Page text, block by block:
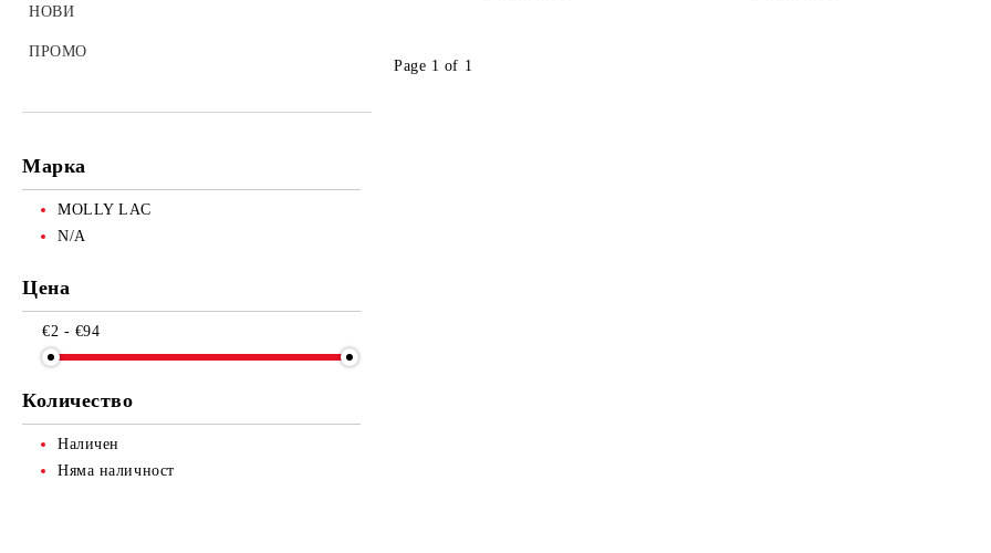
ПИНСЕТИ
БРЪСНАЧИ И НОЖИЦИ
АКСЕСОАРИ ЗА МИГЛИ И ВЕЖДИ
ПИНСЕТИ ЗА МИГЛИ И ВЕЖДИ
НОВИ
ПРОМО
Марка
MOLLY LAC
N/A
Цена
€2 - €94
Количество
Наличен
Няма наличност
Page 1 of 1